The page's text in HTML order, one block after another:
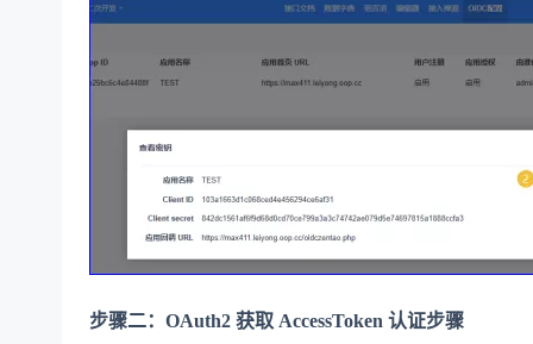
步骤二： OAuth2 获取 AccessToken 认证步骤